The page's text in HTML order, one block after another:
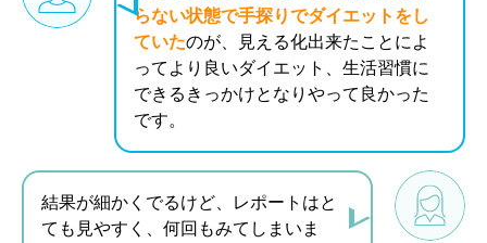
らない状態で手探りでダイエットをし
ていたのが、見える化出来たことによ
ってより良いダイエット、生活習慣に
できるきっかけとなりやって良かった
です。
結果が細かくでるけど、レポートはと
ても見やすく、何回もみてしまいま